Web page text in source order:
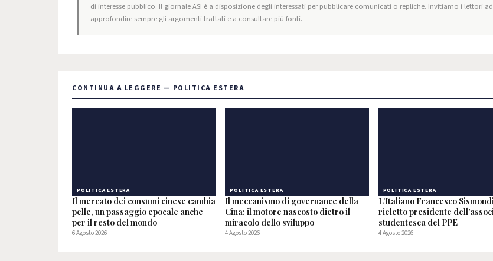
di interesse pubblico. Il giornale ASI è a disposizione degli interessati per pubblicare comunicati o repliche. Invitiamo i lettori ad
approfondire sempre gli argomenti trattati e a consultare più fonti.
CONTINUA A LEGGERE — POLITICA ESTERA
POLITICA ESTERA
Il mercato dei consumi cinese cambia
pelle, un passaggio epocale anche
per il resto del mondo
6 Agosto 2026
POLITICA ESTERA
Il meccanismo di governance della
Cina: il motore nascosto dietro il
miracolo dello sviluppo
4 Agosto 2026
POLITICA ESTERA
L’Italiano Francesco
rieletto presidente
studentesca del PPE
4 Agosto 2026